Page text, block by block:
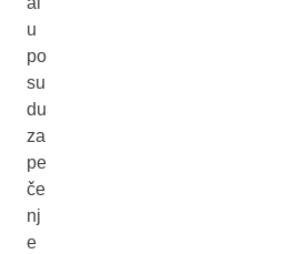
u
po
su
du
za
pe
če
nj
e